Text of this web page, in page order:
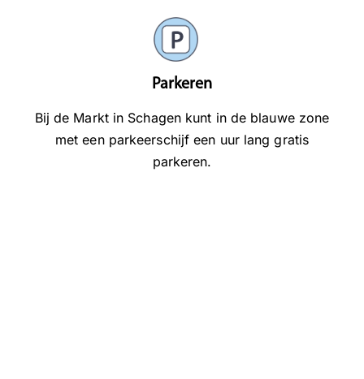
Parkeren
Bij de Markt in Schagen kunt in de blauwe zone
met een parkeerschijf een uur lang gratis
parkeren.